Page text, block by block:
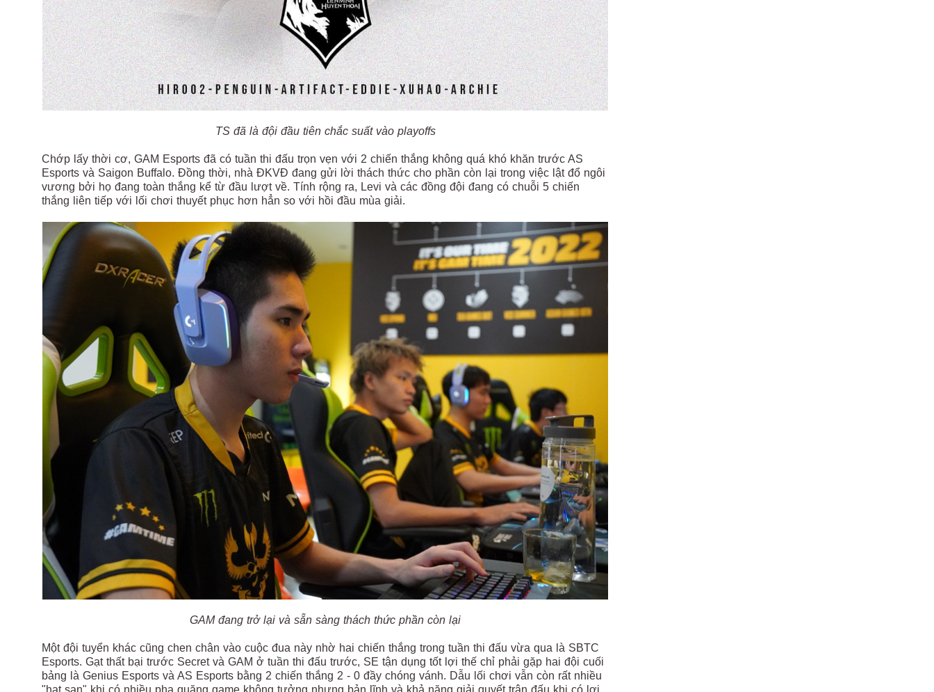
TS đã là đội đầu tiên chắc suất vào playoffs
Chớp lấy thời cơ, GAM Esports đã có tuần thi đấu trọn vẹn với 2 chiến thắng không quá khó khăn trước AS
Esports và Saigon Buffalo. Đồng thời, nhà ĐKVĐ đang gửi lời thách thức cho phần còn lại trong việc lật đổ ngôi
vương bởi họ đang toàn thắng kể từ đầu lượt về. Tính rộng ra, Levi và các đồng đội đang có chuỗi 5 chiến
thắng liên tiếp với lối chơi thuyết phục hơn hẳn so với hồi đầu mùa giải.
GAM đang trở lại và sẵn sàng thách thức phần còn lại
Một đội tuyển khác cũng chen chân vào cuộc đua này nhờ hai chiến thắng trong tuần thi đấu vừa qua là SBTC
Esports. Gạt thất bại trước Secret và GAM ở tuần thi đấu trước, SE tận dụng tốt lợi thế chỉ phải gặp hai đội cuối
bảng là Genius Esports và AS Esports bằng 2 chiến thắng 2 - 0 đầy chóng vánh. Dẫu lối chơi vẫn còn rất nhiều
"hạt sạn" khi có nhiều pha quăng game không tưởng nhưng bản lĩnh và khả năng giải quyết trận đấu khi có lợi